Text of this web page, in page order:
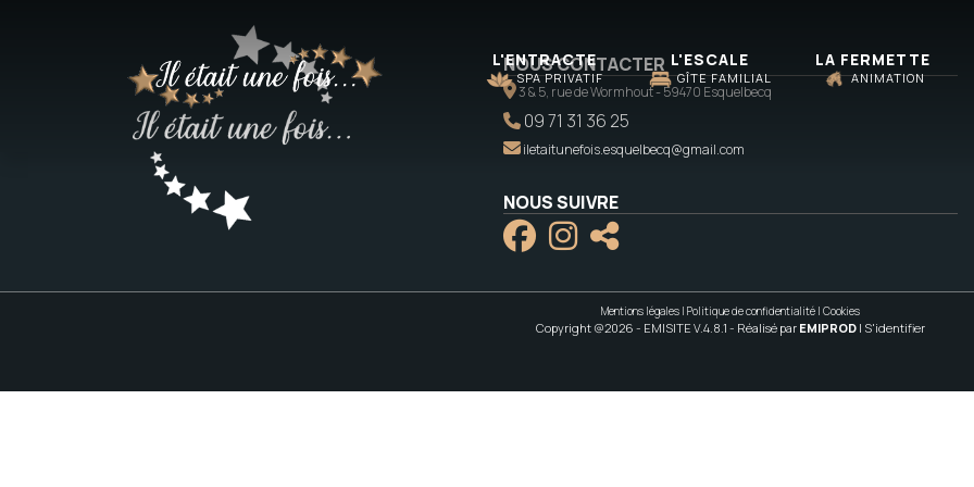
L'ENTRACTE
SPA PRIVATIF
L'ESCALE
GÎTE FAMILIAL
LA FERMETTE
ANIMATION
NOUS CONTACTER
3 & 5, rue de Wormhout - 59470 Esquelbecq
09 71 31 36 25
iletaitunefois.esquelbecq@gmail.com
NOUS SUIVRE
Mentions légales | Politique de confidentialité | Cookies
Copyright @2026 - EMISITE V.4.8.1 - Réalisé par EMIPROD | S'identifier